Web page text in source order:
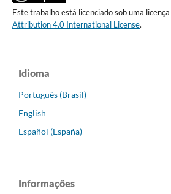
Este trabalho está licenciado sob uma licença
Attribution 4.0 International License.
Idioma
Português (Brasil)
English
Español (España)
Informações